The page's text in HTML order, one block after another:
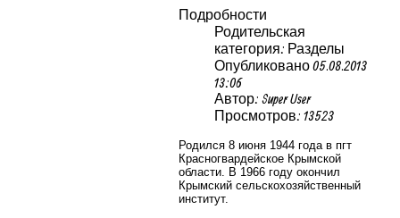
Подробности
Родительская
категория: Разделы
Опубликовано 05.08.2013
13:06
Автор: Super User
Просмотров: 13523
Родился 8 июня 1944 года в пгт
Красногвардейское Крымской
области. В 1966 году окончил
Крымский сельскохозяйственный
институт.